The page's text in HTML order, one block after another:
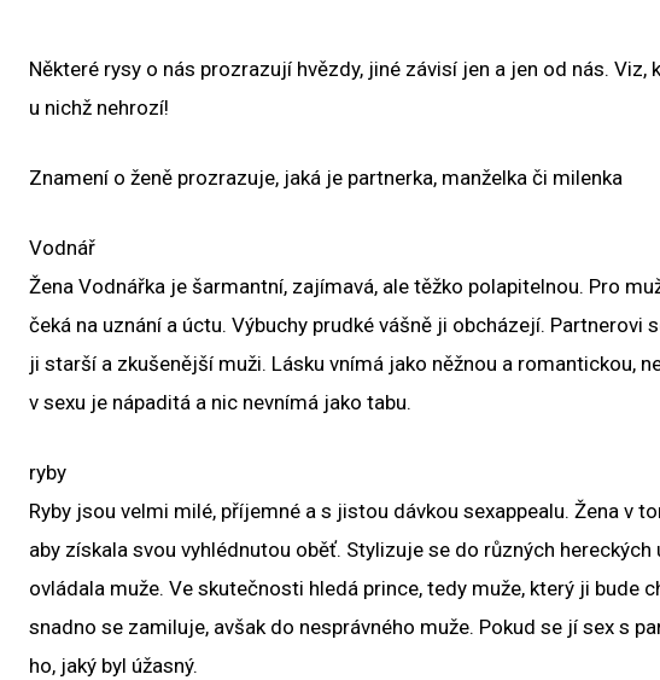
Některé rysy o nás prozrazují hvězdy, jiné závisí jen a jen od nás.
u nichž nehrozí!
Znamení o ženě prozrazuje, jaká je partnerka, manželka či milenka
Vodnář
Žena Vodnářka je šarmantní, zajímavá, ale těžko polapitelnou. Pro
čeká na uznání a úctu. Výbuchy prudké vášně ji obcházejí.
ji starší a zkušenější muži. Lásku vnímá jako něžnou a romantickou,
v sexu je nápaditá a nic nevnímá jako tabu.
ryby
Ryby jsou velmi milé, příjemné a s jistou dávkou sexappealu. Žena v
aby získala svou vyhlédnutou oběť. Stylizuje se do různých
ovládala muže. Ve skutečnosti hledá prince, tedy muže, který ji bude
snadno se zamiluje, avšak do nesprávného muže. Pokud se jí sex s
ho, jaký byl úžasný.